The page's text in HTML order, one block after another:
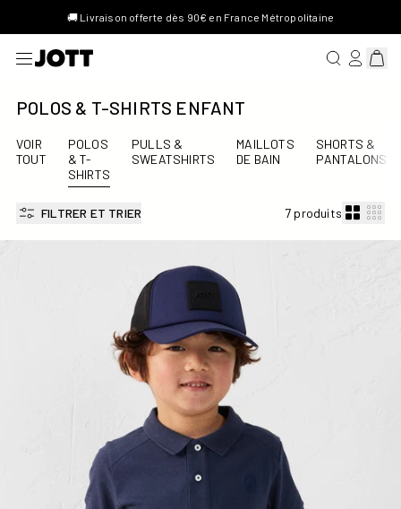
🚚 Livraison offerte dès 90€ en France Métropolitaine
SE
POLOS & T-SHIRTS ENFANT
VOIR
TOUT
POLOS
& T-
SHIRTS
PULLS &
SWEATSHIRTS
MAILLOTS
DE BAIN
SHORTS &
PANTALONS
FILTRER ET TRIER 7 produits